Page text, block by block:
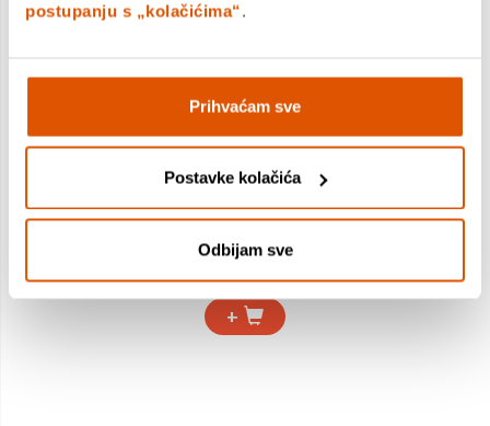
postupanju s „kolačićima“.
Prihvaćam sve
Postavke kolačića
Odbijam sve
Tempera, OPTIMA, 12 ml, 12 boja
5,88 €
+